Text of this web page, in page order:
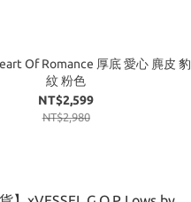
Of Romance 厚底 愛心 麂皮 豹
紋 粉色
NT$2,599
NT$2,980